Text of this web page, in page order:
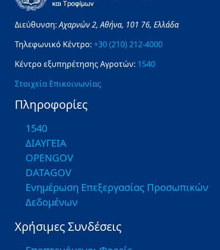
Διεύθυνση:Αχαρνών 2,Αθήνα, 101 76, Ελλάδα
Τηλεφωνικό Κέντρο: +30 (210) 212-4000
Κέντρο εξυπηρέτησης Αγροτών: 1540
Στοιχεία Επικοινωνίας
Πληροφορίες
1540
ΔΙΑΥΓΕΙΑ
OPENGOV
DATAGOV
Ενημέρωση Επεξεργασίας Προσωπικών
Δεδομένων
Χρήσιμες Συνδέσεις